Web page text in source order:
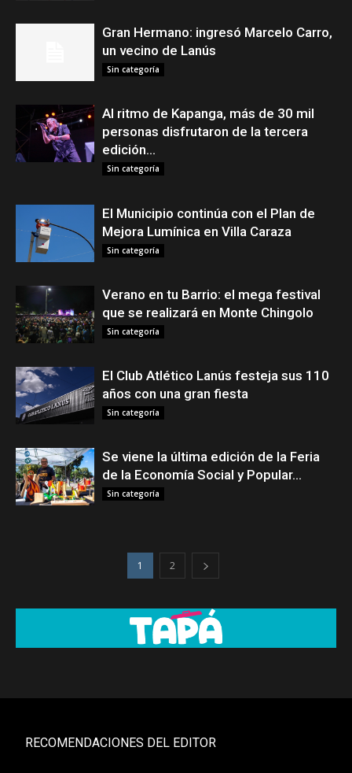
Gran Hermano: ingresó Marcelo Carro,
un vecino de Lanús
Sin categoría
Al ritmo de Kapanga, más de 30 mil
personas disfrutaron de la tercera
edición...
Sin categoría
El Municipio continúa con el Plan de
Mejora Lumínica en Villa Caraza
Sin categoría
Verano en tu Barrio: el mega festival
que se realizará en Monte Chingolo
Sin categoría
El Club Atlético Lanús festeja sus 110
años con una gran fiesta
Sin categoría
Se viene la última edición de la Feria
de la Economía Social y Popular...
Sin categoría
1 2
RECOMENDACIONES DEL EDITOR